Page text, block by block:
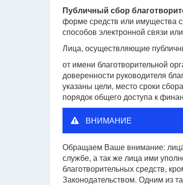
Публичный сбор
форме средств или имущества
способов электронной связи
Лица, осуществляющие
от имени благотворительной
доверенности руководителя
указаны цели, место сроки
порядок общего доступа к
ВНИМАНИЕ
Обращаем Ваше внимание:
службе, а так же лица ими
благотворительных средств,
Законодательством. Одним из